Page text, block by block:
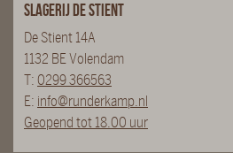
Slagerij De Stient
De Stient 14A
1132 BE Volendam
T: 0299 366563
E: info@runderkamp.nl
Geopend tot 18.00 uur